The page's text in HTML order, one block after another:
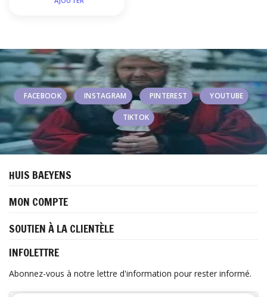
FACEBOOK INSTAGRAM PINTEREST YOUTUBE
TIKTOK
HUIS BAEYENS
MON COMPTE
SOUTIEN À LA CLIENTÈLE
INFOLETTRE
Abonnez-vous à notre lettre d'information pour rester informé.